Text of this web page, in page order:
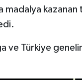
madalya
ve Türkiye